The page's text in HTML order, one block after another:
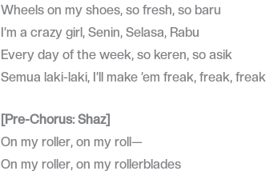
Wheels on my shoes, so fresh, so baru
I’m a crazy girl, Senin, Selasa, Rabu
Every day of the week, so keren, so asik
Semua laki-laki, I’ll make ’em freak, freak, freak
[Pre-Chorus: Shaz]
On my roller, on my roll—
On my roller, on my rollerblades